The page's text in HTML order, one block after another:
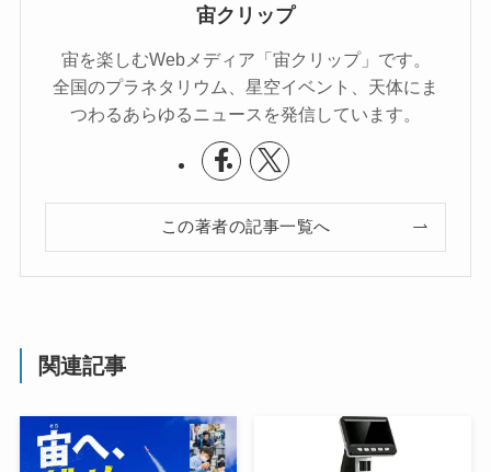
宙クリップ
宙を楽しむWebメディア「宙クリップ」です。
全国のプラネタリウム、星空イベント、天体にま
つわるあらゆるニュースを発信しています。
この著者の記事一覧へ
関連記事